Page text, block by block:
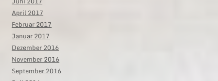
April 2017
Februar 2017
Januar 2017
Dezember 2016
November 2016
September 2016